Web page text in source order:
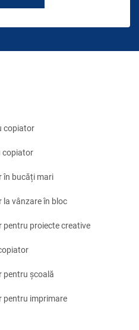
copiator
copiator
în bucăți mari
la vânzare în bloc
pentru proiecte creative
pentru școală
pentru imprimare